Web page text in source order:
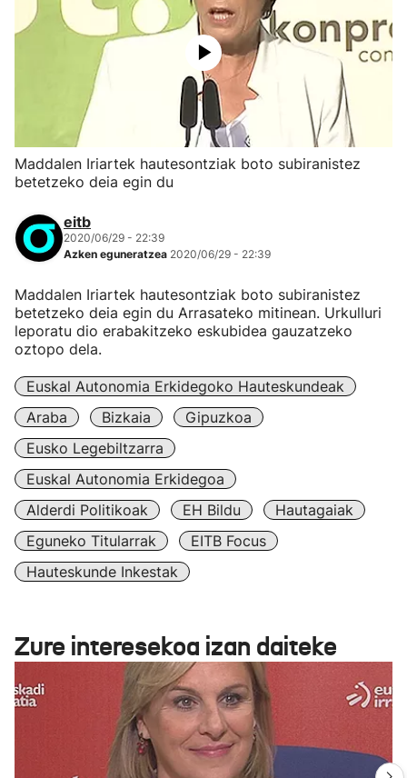
Maddalen Iriartek hautesontziak boto subiranistez
betetzeko deia egin du
eitb
2020/06/29 - 22:39
Azken eguneratzea 2020/06/29 - 22:39
Maddalen Iriartek hautesontziak boto subiranistez
betetzeko deia egin du Arrasateko mitinean. Urkulluri
leporatu dio erabakitzeko eskubidea gauzatzeko
oztopo dela.
Euskal Autonomia Erkidegoko Hauteskundeak
Araba
Bizkaia
Gipuzkoa
Eusko Legebiltzarra
Euskal Autonomia Erkidegoa
Alderdi Politikoak
EH Bildu
Hautagaiak
Eguneko Titularrak
EITB Focus
Hauteskunde Inkestak
Zure interesekoa izan daiteke